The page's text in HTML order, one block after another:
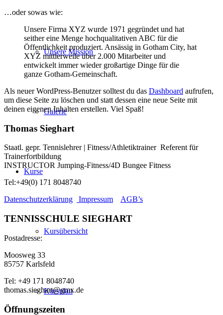
Unsere Mission
Galerie
Kurse
Kursübersicht
Kursplan
…oder sowas wie:
Unsere Firma XYZ wurde 1971 gegründet und hat
seither eine Menge hochqualitativen ABC für die
Öffentlichkeit produziert. Ansässig in Gotham City, hat
XYZ mittlerweile über 2.000 Mitarbeiter und
entwickelt immer wieder großartige Dinge für die
ganze Gotham-Gemeinschaft.
Als neuer WordPress-Benutzer solltest du das Dashboard aufrufen,
um diese Seite zu löschen und statt dessen eine neue Seite mit
deinen eigenen Inhalten erstellen. Viel Spaß!
Thomas Sieghart
Staatl. gepr. Tennislehrer | Fitness/Athletiktrainer Referent für
Trainerfortbildung
INSTRUCTOR Jumping-Fitness/4D Bungee Fitness
Tel:+49(0) 171 8048740
Datenschutzerklärung
Impressum AGB’s
TENNISSCHULE SIEGHART
Postadresse:
Moosweg 33
85757 Karlsfeld
Tel: +49 171 8048740
thomas.sieghart@gmx.de
Öffnungszeiten